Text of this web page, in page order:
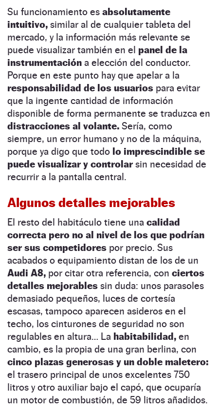
Su funcionamiento es absolutamente
intuitivo, similar al de cualquier tableta del
mercado, y la información más relevante se
puede visualizar también en el panel de la
instrumentación a elección del conductor.
Porque en este punto hay que apelar a la
responsabilidad de los usuarios para evitar
que la ingente cantidad de información
disponible de forma permanente se traduzca en
distracciones al volante. Sería, como
siempre, un error humano y no de la máquina,
porque ya digo que todo lo imprescindible se
puede visualizar y controlarsin necesidad de
recurrir a la pantalla central.
Algunos detalles mejorables
El resto del habitáculo tiene una calidad
correcta pero no al nivel de los que podrían
ser sus competidores por precio. Sus
acabados o equipamiento distan de los de un
Audi A8, por citar otra referencia, con ciertos
detalles mejorables sin duda: unos parasoles
demasiado pequeños, luces de cortesía
escasas, tampoco aparecen asideros en el
techo, los cinturones de seguridad no son
regulables en altura… La habitabilidad, en
cambio, es la propia de una gran berlina, con
cinco plazas generosas y un doble maletero:
el trasero principal de unos excelentes 750
litros y otro auxiliar bajo el capó, que ocuparía
un motor de combustión, de 59 litros añadidos.